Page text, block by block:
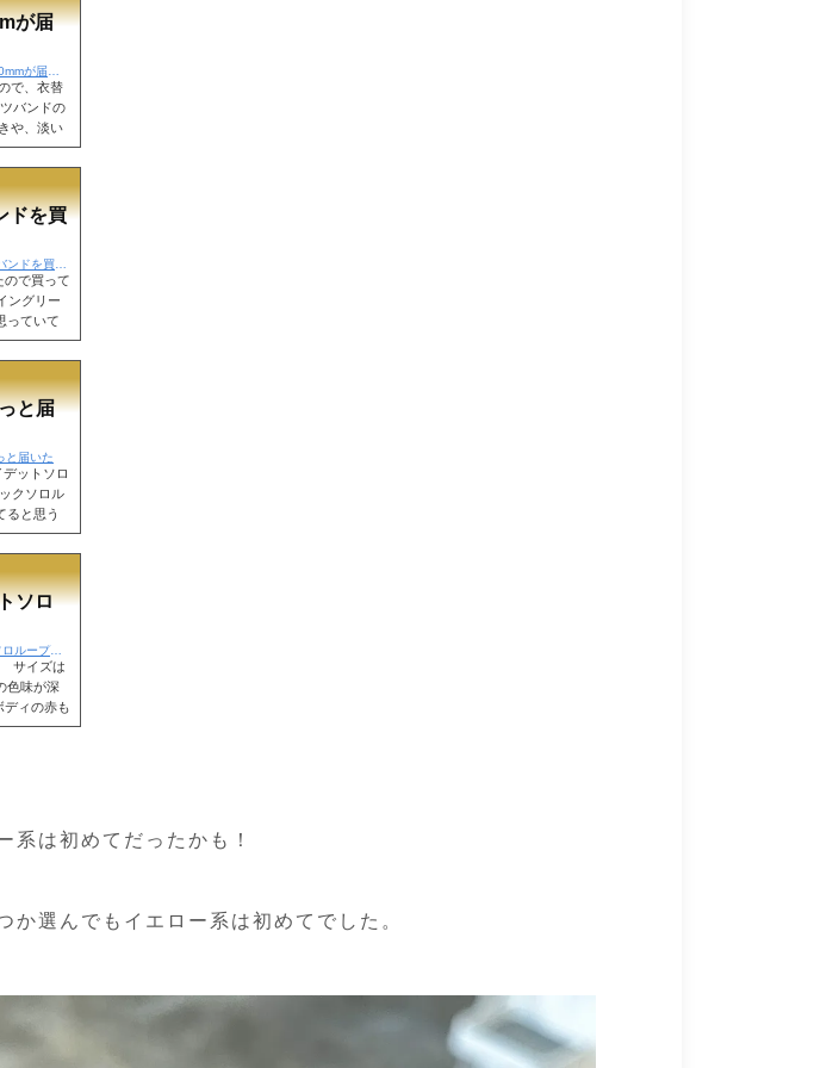
が届
で、衣替
バンドの
や、淡い
らかい色
ります。
プルでマ
ドを買
ので買って
ングリー
っていて
iPhone 11
ーンより
スペース
と届
と届いた
ットソロ
クソロル
ると思う
デットソ
わらない
と6、ソロ
ソロ
https://mm-blog-x.com/apple/apple-watch-productred-ブレイデットソロループを買ってみた
サイズは
色味が深
ディの赤も
は初めてだったかも！
選んでもイエロー系は初めてでした。